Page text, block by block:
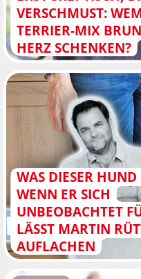
VERSCHMUST:
TERRIER-MIX
HERZ SCHENKEN?
WAS DIESER
WENN ER SICH
UNBEOBACHTET
LÄSST MARTIN
AUFLACHEN